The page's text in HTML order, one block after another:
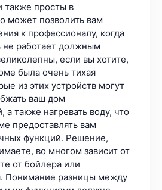
также просты в
может позволить вам
к профессионалу, когда
не работает должным
если вы хотите,
была очень тихая
из этих устройств могут
ваш дом
а также нагревать воду, что
предоставлять вам
функций. Решение,
во многом зависит от
от бойлера или
Понимание разницы между